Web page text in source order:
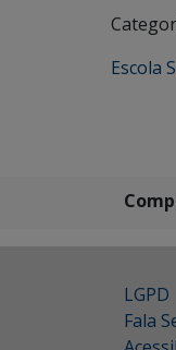
Escola
LGPD
Fala